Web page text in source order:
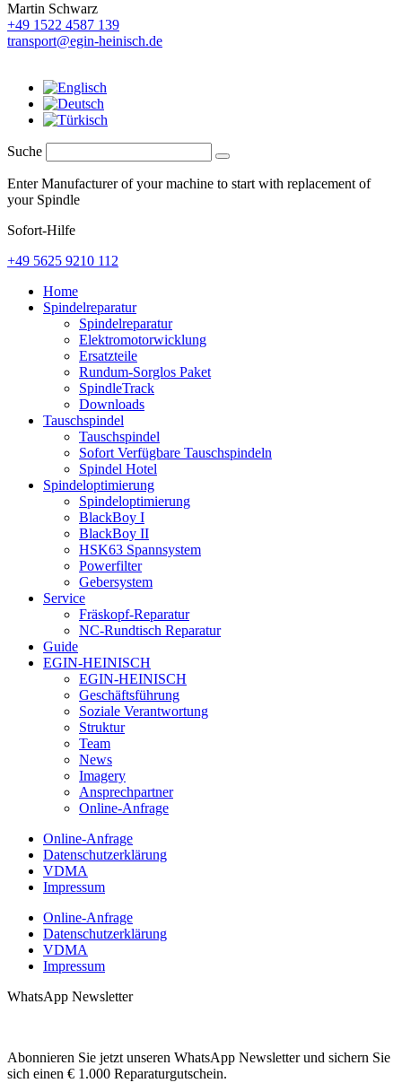
Martin Schwarz
+49 1522 4587 139
transport@egin-heinisch.de
Suche
Enter Manufacturer of your machine to start with replacement of
your Spindle
Sofort-Hilfe
+49 5625 9210 112
Home
Spindelreparatur
Spindelreparatur
Elektromotorwicklung
Ersatzteile
Rundum-Sorglos Paket
SpindleTrack
Downloads
Tauschspindel
Tauschspindel
Sofort Verfügbare Tauschspindeln
Spindel Hotel
Spindeloptimierung
Spindeloptimierung
BlackBoy I
BlackBoy II
HSK63 Spannsystem
Powerfilter
Gebersystem
Service
Fräskopf-Reparatur
NC-Rundtisch Reparatur
Guide
EGIN-HEINISCH
EGIN-HEINISCH
Geschäftsführung
Soziale Verantwortung
Struktur
Team
News
Imagery
Ansprechpartner
Online-Anfrage
Online-Anfrage
Datenschutzerklärung
VDMA
Impressum
Online-Anfrage
Datenschutzerklärung
VDMA
Impressum
WhatsApp Newsletter
Abonnieren Sie jetzt unseren WhatsApp Newsletter und sichern Sie
sich einen € 1.000 Reparaturgutschein.